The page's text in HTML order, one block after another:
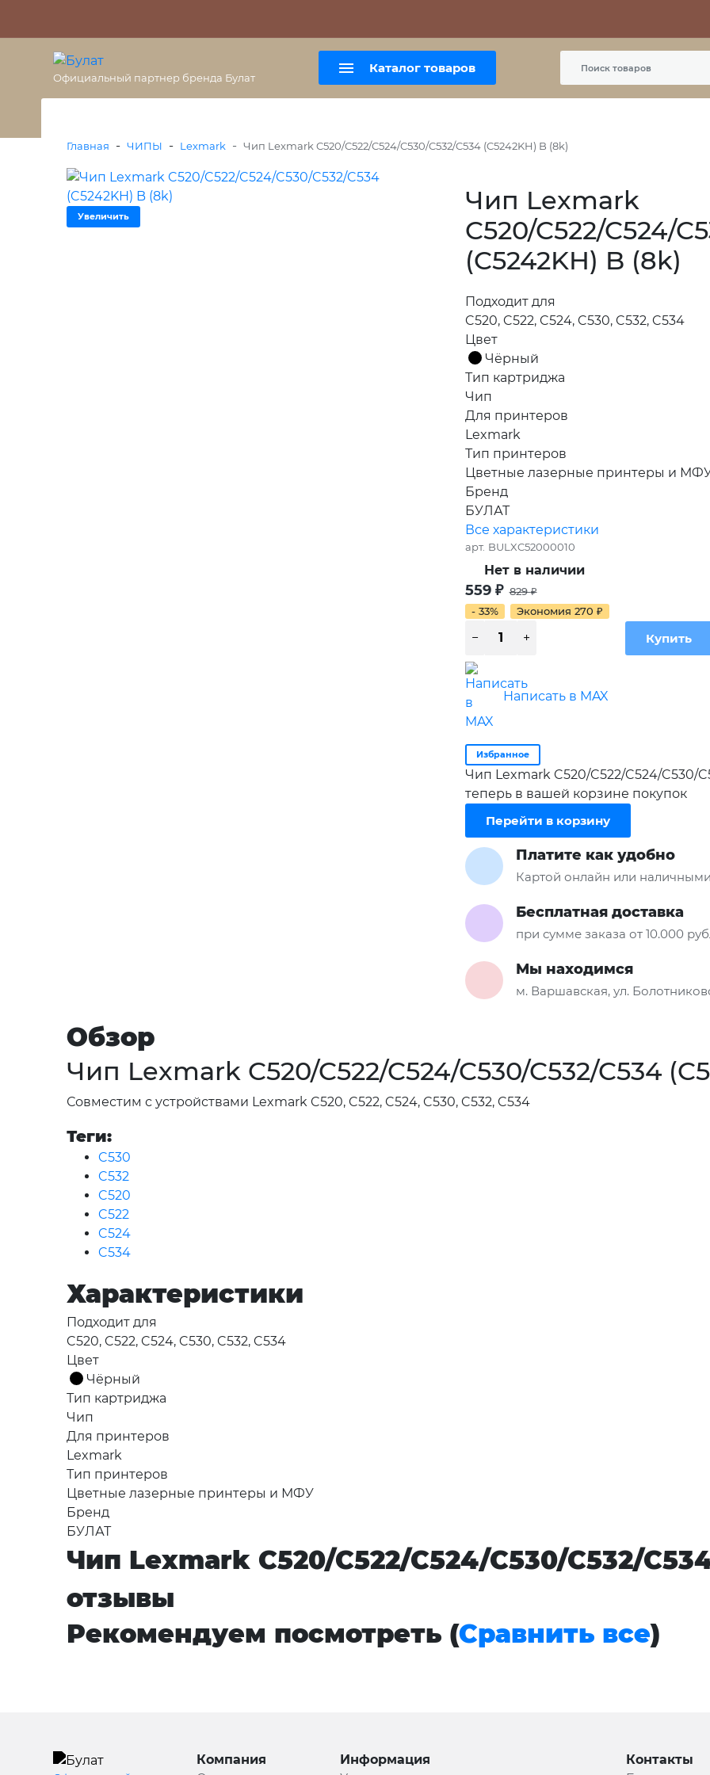
+7 (495) 477-56-25
Официальный партнер бренда Булат
Каталог товаров
Главная - ЧИПЫ - Lexmark - Чип Lexmark C520/C522/C524/C530/C532/C534 (C5242KH) B (8k)
Увеличить
Чип Lexmark
C520/C522/C524/
(C5242KH) B (8k)
Подходит для
C520, C522, C524, C530, C532, C534
Цвет
Чёрный
Тип картриджа
Чип
Для принтеров
Lexmark
Тип принтеров
Цветные лазерные принтеры и
Бренд
БУЛАТ
Все характеристики
арт. BULXC52000010
Нет в наличии
559 ₽ 829₽
- 33%
Экономия 270 ₽
Написать в MAX
Избранное
Чип Lexmark C520/C522/C524/C530/
теперь в вашей корзине покупок
Перейти в корзину
Платите как удобно
Картой онлайн или
Бесплатная доставка
при сумме заказа от 10.000
Мы находимся
м. Варшавская, ул.
Обзор
Чип Lexmark C520/C522/C524/C530/C532/C534
Совместим с устройствами Lexmark C520, C522, C524, C530, C532, C534
Теги:
C530
C532
C520
C522
C524
C534
Характеристики
Подходит для
C520, C522, C524, C530, C532, C534
Цвет
Чёрный
Тип картриджа
Чип
Для принтеров
Lexmark
Тип принтеров
Цветные лазерные принтеры и МФУ
Бренд
БУЛАТ
Чип Lexmark C520/C522/C524/C530/C532/
отзывы
Рекомендуем посмотреть (Сравнить все)
Компания
Информация
Контакты